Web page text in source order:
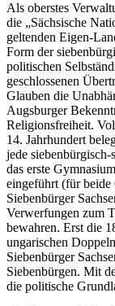
Als oberstes
die „Sächsische
geltenden Eigen-
Form der
politischen
geschlossenen
Glauben die
Augsburger
Religionsfreiheit.
14. Jahrhundert
jede
das erste
eingeführt (für beide
Siebenbürger
Verwerfungen zum
bewahren. Erst die
ungarischen
Siebenbürger
Siebenbürgen. Mit
die politische